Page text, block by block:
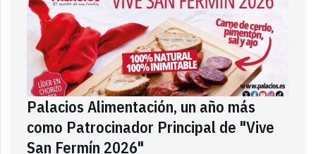
Palacios Alimentación, un año más
como Patrocinador Principal de "Vive
San Fermín 2026"